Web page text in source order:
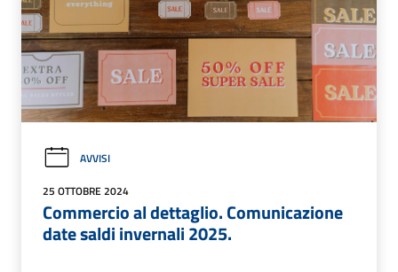
AVVISI
25 OTTOBRE 2024
Commercio al dettaglio. Comunicazione
date saldi invernali 2025.